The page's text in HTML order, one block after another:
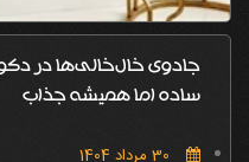
جادوی خال‌خالی‌ها در
ساده اما همیشه جذاب